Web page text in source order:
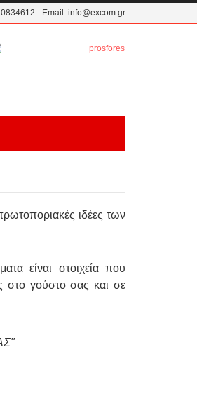
- Email: info@excom.gr
ιδέες των
είναι στοιχεία που
στο γούστο σας και σε